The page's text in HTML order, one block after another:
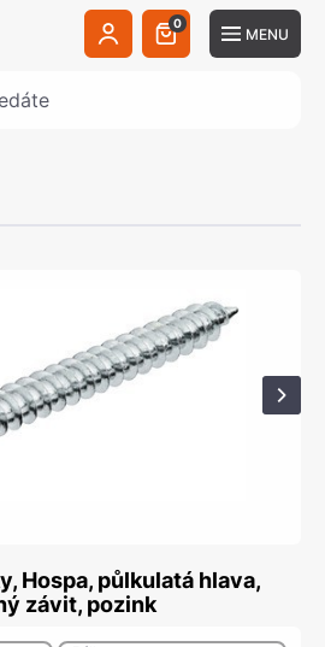
0
MENU
Hospa, půlkulatá hlava,
závit, pozink